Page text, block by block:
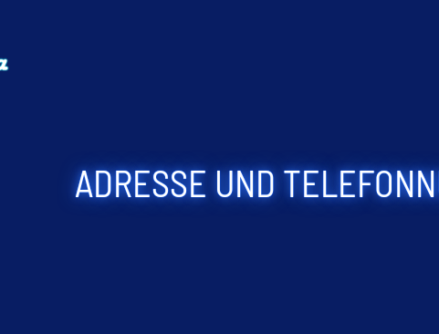
ADRESSE UND